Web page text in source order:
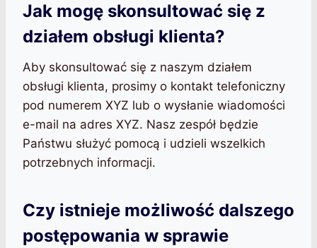
Jak mogę skonsultować się z
działem obsługi klienta?
Aby skonsultować się z naszym działem
obsługi klienta, prosimy o kontakt telefoniczny
pod numerem XYZ lub o wysłanie wiadomości
e-mail na adres XYZ. Nasz zespół będzie
Państwu służyć pomocą i udzieli wszelkich
potrzebnych informacji.
Czy istnieje możliwość dalszego
postępowania w sprawie